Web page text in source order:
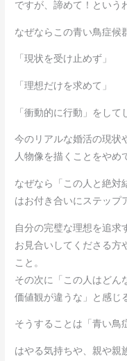
ですが、諦めて！という
なぜならこの青い鳥症候
「現状を受け止めず」
「理想だけを求めて」
「衝動的に行動」をして
今のリアルな婚活の現状
人物像を描くことをやめ
なぜなら「この人と絶対
はお付き合いにステップ
自分の完璧な理想を追求
お見合いしてくださる方
こと。
その次に「この人はどん
価値観が違うな」と感じ
そうすることは「青い鳥
はやる気持ちや、親や親